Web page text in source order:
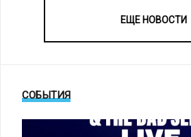
ЕЩЕ НОВОСТИ
СОБЫТИЯ